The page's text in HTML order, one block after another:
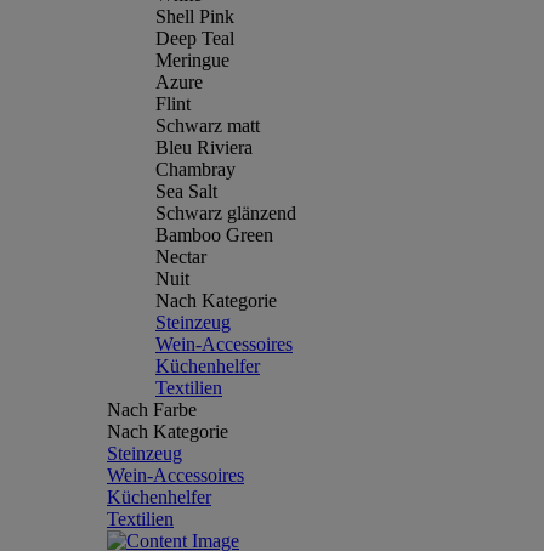
Shell Pink
Deep Teal
Meringue
Azure
Flint
Schwarz matt
Bleu Riviera
Chambray
Sea Salt
Schwarz glänzend
Bamboo Green
Nectar
Nuit
Nach Kategorie
Steinzeug
Wein-Accessoires
Küchenhelfer
Textilien
Nach Farbe
Nach Kategorie
Steinzeug
Wein-Accessoires
Küchenhelfer
Textilien